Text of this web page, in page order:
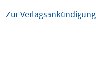
Zur Verlagsankündigung